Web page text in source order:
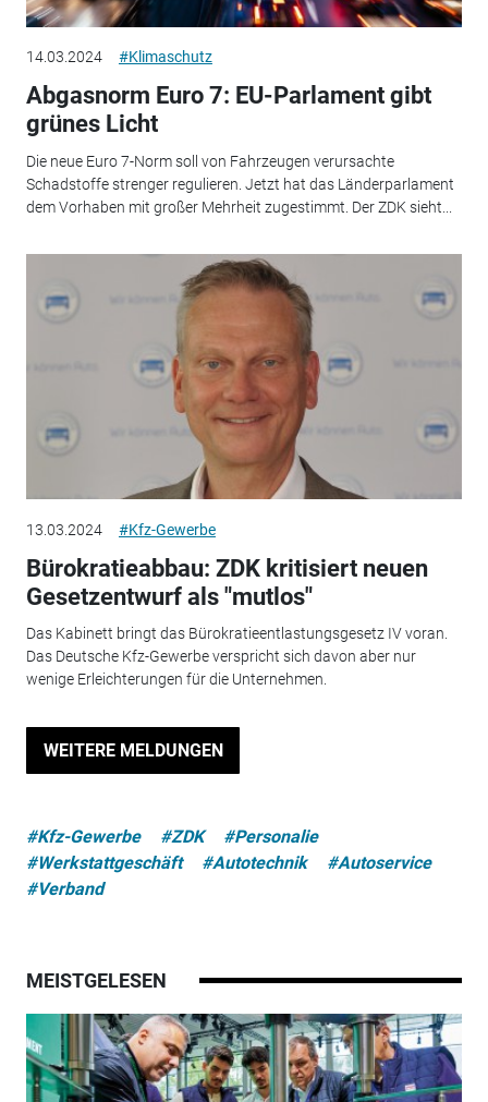
14.03.2024 #Klimaschutz
Abgasnorm Euro 7: EU-Parlament gibt
grünes Licht
Die neue Euro 7-Norm soll von Fahrzeugen verursachte
Schadstoffe strenger regulieren. Jetzt hat das Länderparlament
dem Vorhaben mit großer Mehrheit zugestimmt. Der ZDK sieht...
13.03.2024 #Kfz-Gewerbe
Bürokratieabbau: ZDK kritisiert neuen
Gesetzentwurf als "mutlos"
Das Kabinett bringt das Bürokratieentlastungsgesetz IV voran.
Das Deutsche Kfz-Gewerbe verspricht sich davon aber nur
wenige Erleichterungen für die Unternehmen.
WEITERE MELDUNGEN
#Kfz-Gewerbe #ZDK
#Personalie
#Werkstattgeschäft
#Autotechnik
#Autoservice
#Verband
MEISTGELESEN